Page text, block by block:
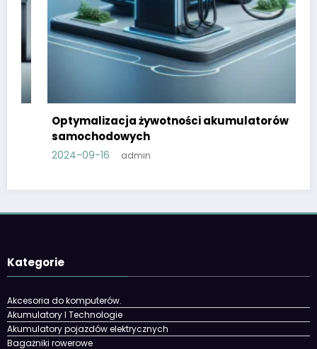
Optymalizacja żywotności akumulatorów
samochodowych
2024-09-16 admin
Kategorie
Akcesoria do komputerów.
Akumulatory I Technologie
Akumulatory pojazdów elektrycznych
Bagażniki rowerowe